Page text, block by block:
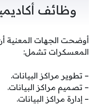
وظائف
أوضحت الجهات المعنية
المعسكرات تشمل:
– تطوير مراكز البيانات.
– تصميم مراكز البيانات.
– إدارة مراكز البيانات.